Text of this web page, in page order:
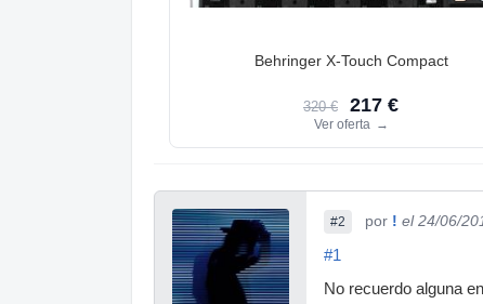
Behringer X-Touch Compact
320 € 217 €
Ver oferta →
#2 por ! el 24/06/
#1
No recuerdo alguna